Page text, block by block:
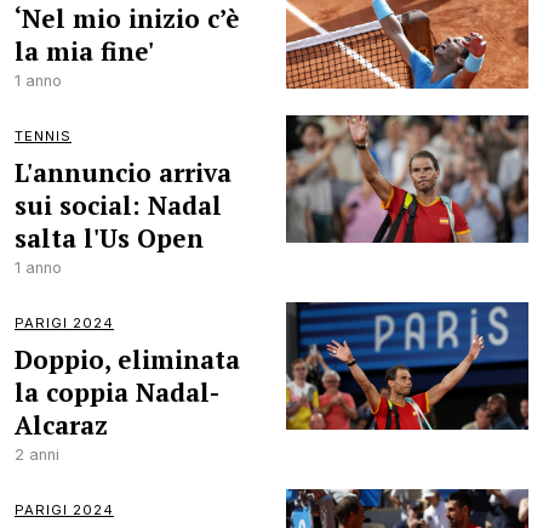
‘Nel mio inizio c’è
la mia fine'
1 anno
TENNIS
L'annuncio arriva
sui social: Nadal
salta l'Us Open
1 anno
PARIGI 2024
Doppio, eliminata
la coppia Nadal-
Alcaraz
2 anni
PARIGI 2024